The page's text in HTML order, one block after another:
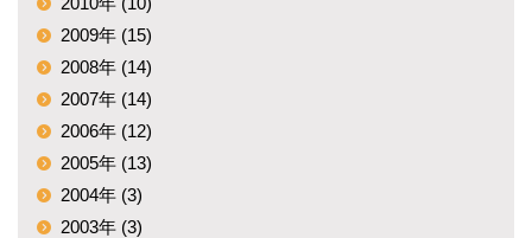
2009年 (15)
2008年 (14)
2007年 (14)
2006年 (12)
2005年 (13)
2004年 (3)
2003年 (3)